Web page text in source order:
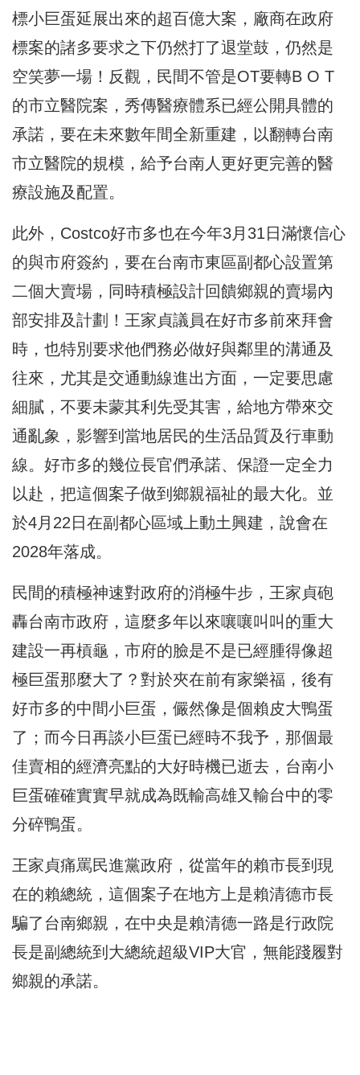
標小巨蛋延展出來的超百億大案，廠商在政府
標案的諸多要求之下仍然打了退堂鼓，仍然是
空笑夢一場！反觀，民間不管是OT要轉B O T
的市立醫院案，秀傳醫療體系已經公開具體的
承諾，要在未來數年間全新重建，以翻轉台南
市立醫院的規模，給予台南人更好更完善的醫
療設施及配置。
此外，Costco好市多也在今年3月31日滿懷信心
的與市府簽約，要在台南市東區副都心設置第
二個大賣場，同時積極設計回饋鄉親的賣場內
部安排及計劃！王家貞議員在好市多前來拜會
時，也特別要求他們務必做好與鄰里的溝通及
往來，尤其是交通動線進出方面，一定要思慮
細膩，不要未蒙其利先受其害，給地方帶來交
通亂象，影響到當地居民的生活品質及行車動
線。好市多的幾位長官們承諾、保證一定全力
以赴，把這個案子做到鄉親福祉的最大化。並
於4月22日在副都心區域上動土興建，說會在
2028年落成。
民間的積極神速對政府的消極牛步，王家貞砲
轟台南市政府，這麼多年以來嚷嚷叫叫的重大
建設一再槓龜，市府的臉是不是已經腫得像超
極巨蛋那麼大了？對於夾在前有家樂福，後有
好市多的中間小巨蛋，儼然像是個賴皮大鴨蛋
了；而今日再談小巨蛋已經時不我予，那個最
佳賣相的經濟亮點的大好時機已逝去，台南小
巨蛋確確實實早就成為既輸高雄又輸台中的零
分碎鴨蛋。
王家貞痛罵民進黨政府，從當年的賴市長到現
在的賴總統，這個案子在地方上是賴清德市長
騙了台南鄉親，在中央是賴清德一路是行政院
長是副總統到大總統超級VIP大官，無能踐履對
鄉親的承諾。